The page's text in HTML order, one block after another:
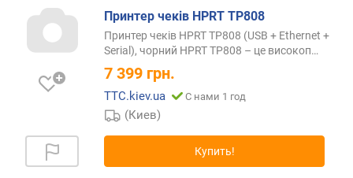
Принтер чеків HPRT TP808
Принтер чеків HPRT TP808 (USB + Ethernet +
Serial), чорний HPRT TP808 – це високоп…
7 399 грн.
TTC.kiev.ua С нами 1 год
(Киев)
Купить!